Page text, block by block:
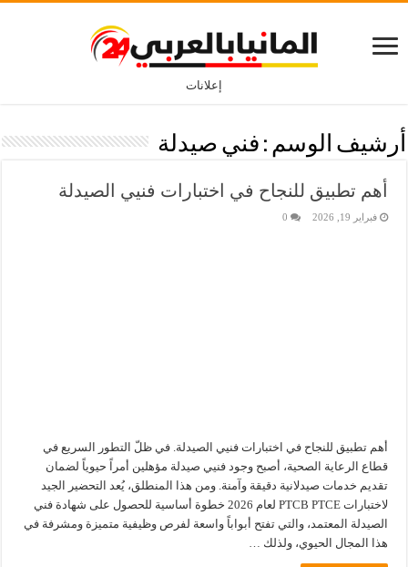
إعلانات
أرشيف الوسم : فني صيدلة
أهم تطبيق للنجاح في اختبارات فنيي الصيدلة
فبراير 19, 2026 0
أهم تطبيق للنجاح في اختبارات فنيي الصيدلة. في ظلّ التطور السريع في
قطاع الرعاية الصحية، أصبح وجود فنيي صيدلة مؤهلين أمراً حيوياً لضمان
تقديم خدمات صيدلانية دقيقة وآمنة. ومن هذا المنطلق، يُعد التحضير الجيد
لاختبارات PTCB PTCE لعام 2026 خطوة أساسية للحصول على شهادة فني
الصيدلة المعتمد، والتي تفتح أبواباً واسعة لفرص وظيفية متميزة ومشرفة في
هذا المجال الحيوي، ولذلك …